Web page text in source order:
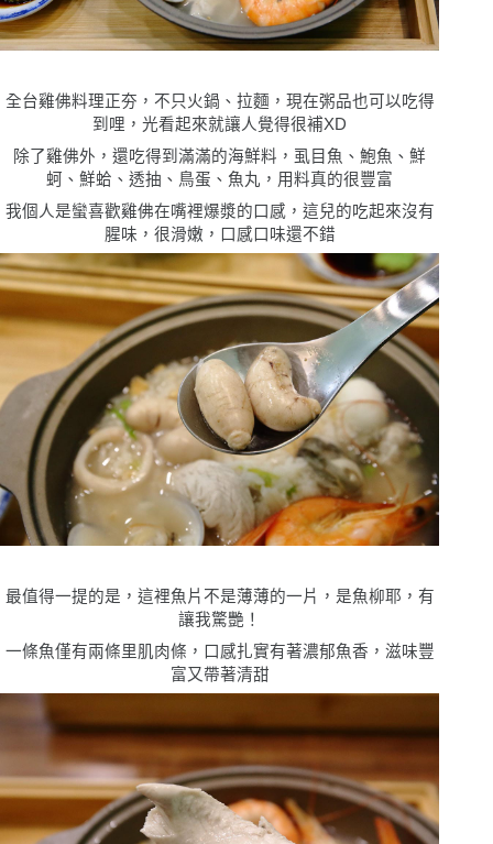
全台雞佛料理正夯，不只火鍋、拉麵，現在粥品也可以吃得
到哩，光看起來就讓人覺得很補XD
除了雞佛外，還吃得到滿滿的海鮮料，虱目魚、鮑魚、鮮
蚵、鮮蛤、透抽、鳥蛋、魚丸，用料真的很豐富
我個人是蠻喜歡雞佛在嘴裡爆漿的口感，這兒的吃起來沒有
腥味，很滑嫩，口感口味還不錯
最值得一提的是，這裡魚片不是薄薄的一片，是魚柳耶，有
讓我驚艷！
一條魚僅有兩條里肌肉條，口感扎實有著濃郁魚香，滋味豐
富又帶著清甜